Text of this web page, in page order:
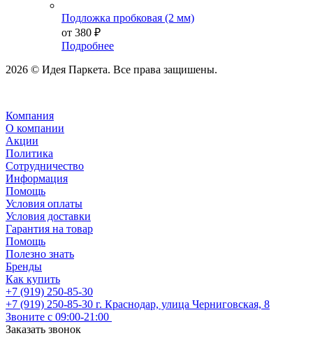
Подложка пробковая (2 мм)
от 380 ₽
Подробнее
2026 © Идея Паркета. Все права защишены.
Компания
О компании
Акции
Политика
Сотрудничество
Информация
Помощь
Условия оплаты
Условия доставки
Гарантия на товар
Помощь
Полезно знать
Бренды
Как купить
+7 (919) 250-85-30
+7 (919) 250-85-30 г. Краснодар, улица Черниговская, 8
Звоните с 09:00-21:00
Заказать звонок